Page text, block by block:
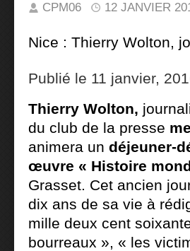
CPM06 12 JANVIER
Nice : Thierry Wolton,
Publié le 11 janvier,
Thierry Wolton,
du club de la presse
animera un déjeuner-
œuvre « Histoire
Grasset. Cet ancien
dix ans de sa vie à
mille deux cent
bourreaux », « les